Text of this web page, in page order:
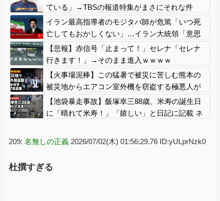
ている」→TBSの報道特集がまさにそれな件
イラン最高指導者のモジタバ師が危篤「いつ死
亡してもおかしくない」…イラン大統領「意思
疎通はかなり難しい」！
【悲報】赤信号「止まって！」セレナ「セレナ
行きます！」→そのまま進入ｗｗｗｗ
【火事場泥棒】この猛暑で被災に苦しむ熊本の
被災地からエアコン室外機を窃盗する極悪人が
現れる 熊本県警が無職47歳を逮捕
【池袋暴走事故】飯塚幸三88歳、米寿の誕生日
に「晴れて米寿！」「嬉しい」と日記に記載 ネ
209: 名無しの正義 2026/07/02(木) 01:56:29.76 ID:yULprNzk0
杜撰すぎる